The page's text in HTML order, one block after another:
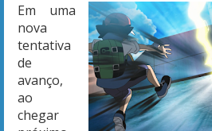
Em uma
nova
tentativa
de
avanço,
ao
chegar